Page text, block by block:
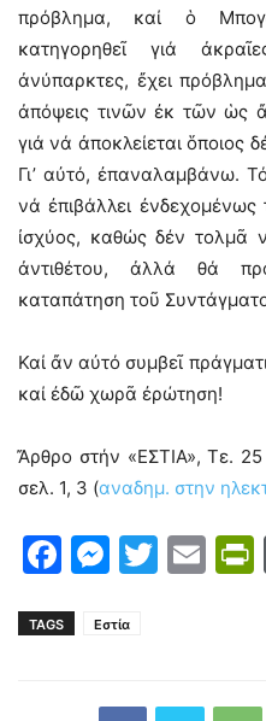
πρόβλημα, καί ὁ
κατηγορηθεῖ γιά
ἀνύπαρκτες, ἔχει
ἀπόψεις τινῶν ἐκ τῶν ὡς
γιά νά ἀποκλείεται ὅποιος
Γι’ αὐτό, ἐπαναλαμβάνω.
νά ἐπιβάλλει ἐνδεχομένως
ἰσχύος, καθώς δέν τολμᾶ
ἀντιθέτου, ἀλλά θά
καταπάτηση τοῦ
Καί ἄν αὐτό συμβεῖ
καί ἐδῶ χωρᾶ ἐρώτηση!
Ἄρθρο στήν «ΕΣΤΙΑ», Τε.
σελ. 1, 3 (αναδημ. στην
Facebook
TAGS Εστία